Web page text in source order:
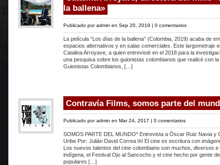
la ballena»
Publicado poradmin en Sep 20, 2019 | 0 comentarios
La película “Los días de la ballena” (Colombia, 2019) acaba de
espacios alternativos y en salas comerciales. Este largometraje
Catalina Arroyave, a quien entrevisté en el 2018 para la
una pesquisa sobre los guionistas colombianos que realicé con
Guionistas Colombianos, […]
Contravía Films, somos parte del
Publicado poradmin en Mar 24, 2017 | 0 comentarios
SOMOS PARTE DEL MUNDO* Entrevista a Óscar Ruiz Navia y
Uribe Por: Julián David Correa ￼ El cine es escritura con
Los nuevos talentos del cine colombiano son muchos, diversos
indígena, el Festival Ojo al Sancocho y el cine hecho por gente
populares […]